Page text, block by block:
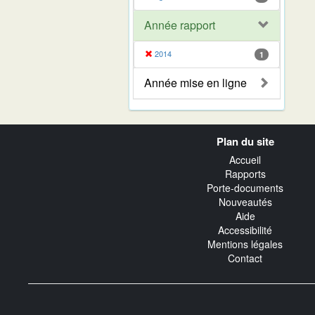
Année rapport
2014 1
Année mise en ligne
Plan du site
Accueil
Rapports
Porte-documents
Nouveautés
Aide
Accessibilité
Mentions légales
Contact